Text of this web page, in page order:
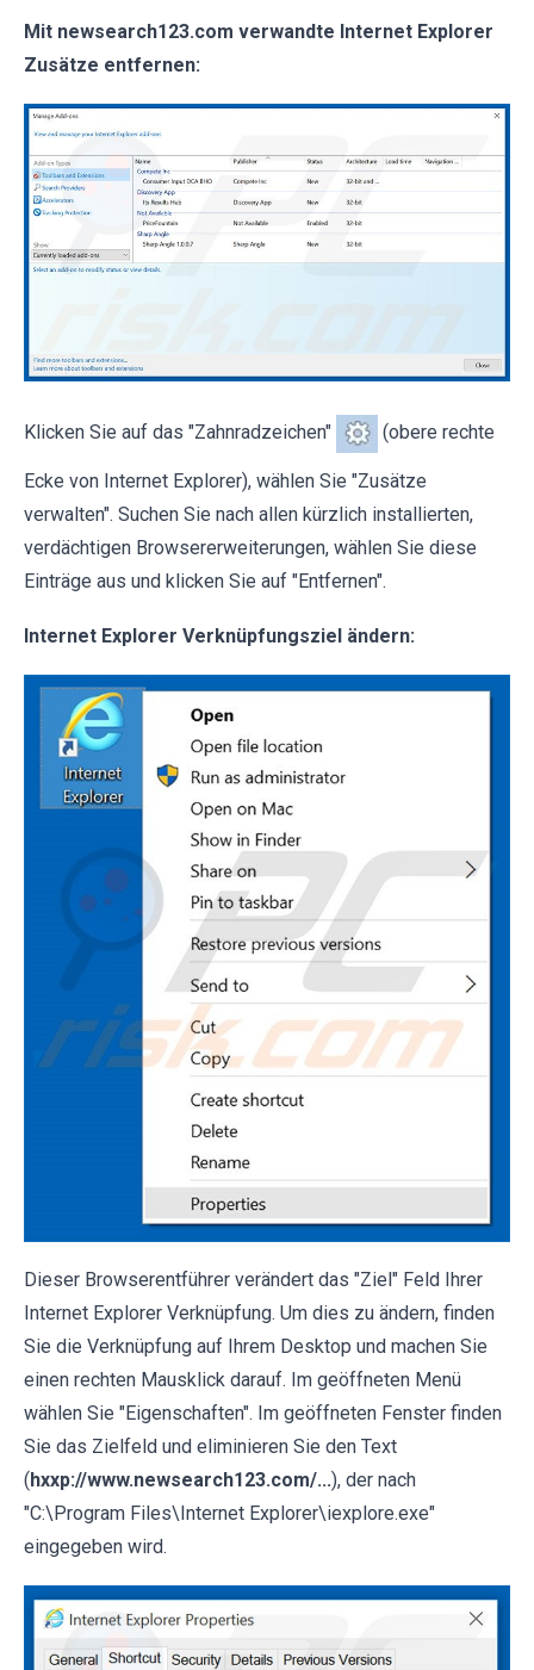
Mit newsearch123.com verwandte Internet Explorer
Zusätze entfernen:
Klicken Sie auf das "Zahnradzeichen" (obere rechte
Ecke von Internet Explorer), wählen Sie "Zusätze
verwalten". Suchen Sie nach allen kürzlich installierten,
verdächtigen Browsererweiterungen, wählen Sie diese
Einträge aus und klicken Sie auf "Entfernen".
Internet Explorer Verknüpfungsziel ändern:
Dieser Browserentführer verändert das "Ziel" Feld Ihrer
Internet Explorer Verknüpfung. Um dies zu ändern, finden
Sie die Verknüpfung auf Ihrem Desktop und machen Sie
einen rechten Mausklick darauf. Im geöffneten Menü
wählen Sie "Eigenschaften". Im geöffneten Fenster finden
Sie das Zielfeld und eliminieren Sie den Text
( hxxp://www.newsearch123.com/...), der nach
"C:\Program Files\Internet Explorer\iexplore.exe"
eingegeben wird.